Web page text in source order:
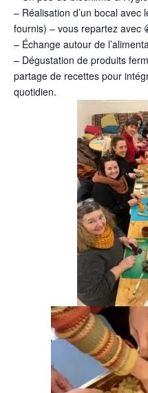
– Réalisation d’un bocal
fournis) – vous repartez avec
– Échange autour de
– Dégustation de produits
partage de recettes pour
quotidien.